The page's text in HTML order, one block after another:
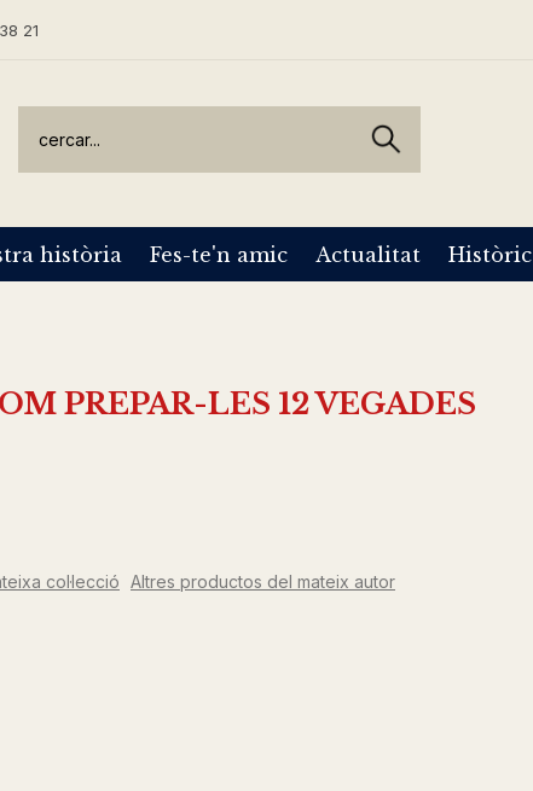
21
història Fes-te'n amic Actualitat Històric
PREPAR-LES 12 VEGADES
col·lecció Altres productos del mateix autor